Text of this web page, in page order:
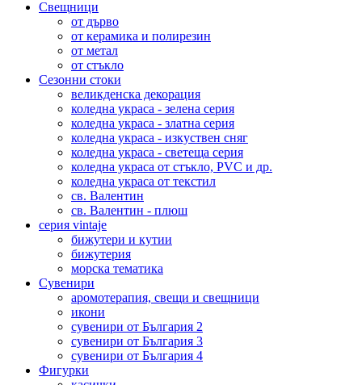
Свещници
от дърво
от керамика и полирезин
от метал
от стъкло
Сезонни стоки
великденска декорация
коледна украса - зелена серия
коледна украса - златна серия
коледна украса - изкуствен сняг
коледна украса - светеща серия
коледна украса от стъкло, PVC и др.
коледна украса от текстил
св. Валентин
св. Валентин - плюш
серия vintaje
бижутери и кутии
бижутерия
морска тематика
Сувенири
аромотерапия, свещи и свещници
икони
сувенири от България 2
сувенири от България 3
сувенири от България 4
Фигурки